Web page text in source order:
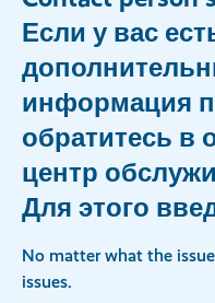
Если у вас
информация
обратитесь в
центр
Для этого
No matter what the
issues.